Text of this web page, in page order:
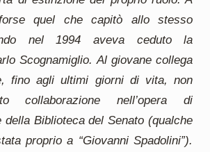
quel che capitò allo stesso
nel 1994 aveva ceduto la
Scognamiglio. Al giovane collega
fino agli ultimi giorni di vita, non
collaborazione nell’opera di
della Biblioteca del Senato (qualche
proprio a “Giovanni Spadolini”).